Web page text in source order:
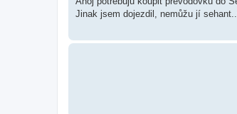
p
e
Jinak jsem dojezdil, nemůžu jí